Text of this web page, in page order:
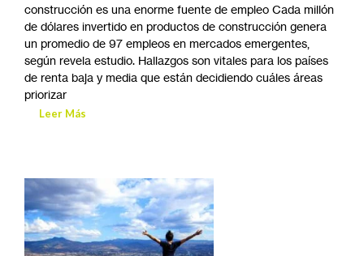
construcción es una enorme fuente de empleo Cada millón
de dólares invertido en productos de construcción genera
un promedio de 97 empleos en mercados emergentes,
según revela estudio. Hallazgos son vitales para los países
de renta baja y media que están decidiendo cuáles áreas
priorizar
Leer Más